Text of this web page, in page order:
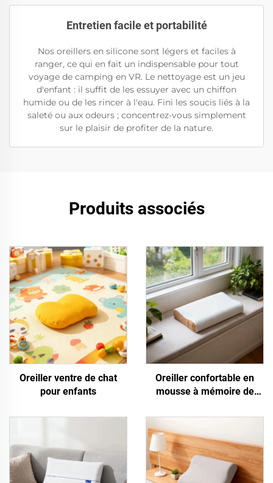
Entretien facile et portabilité
Nos oreillers en silicone sont légers et faciles à
ranger, ce qui en fait un indispensable pour tout
voyage de camping en VR. Le nettoyage est un jeu
d'enfant : il suffit de les essuyer avec un chiffon
humide ou de les rincer à l'eau. Fini les soucis liés à la
saleté ou aux odeurs ; concentrez-vous simplement
sur le plaisir de profiter de la nature.
Produits associés
Oreiller ventre de chat
pour enfants
Oreiller confortable en
mousse à mémoire de